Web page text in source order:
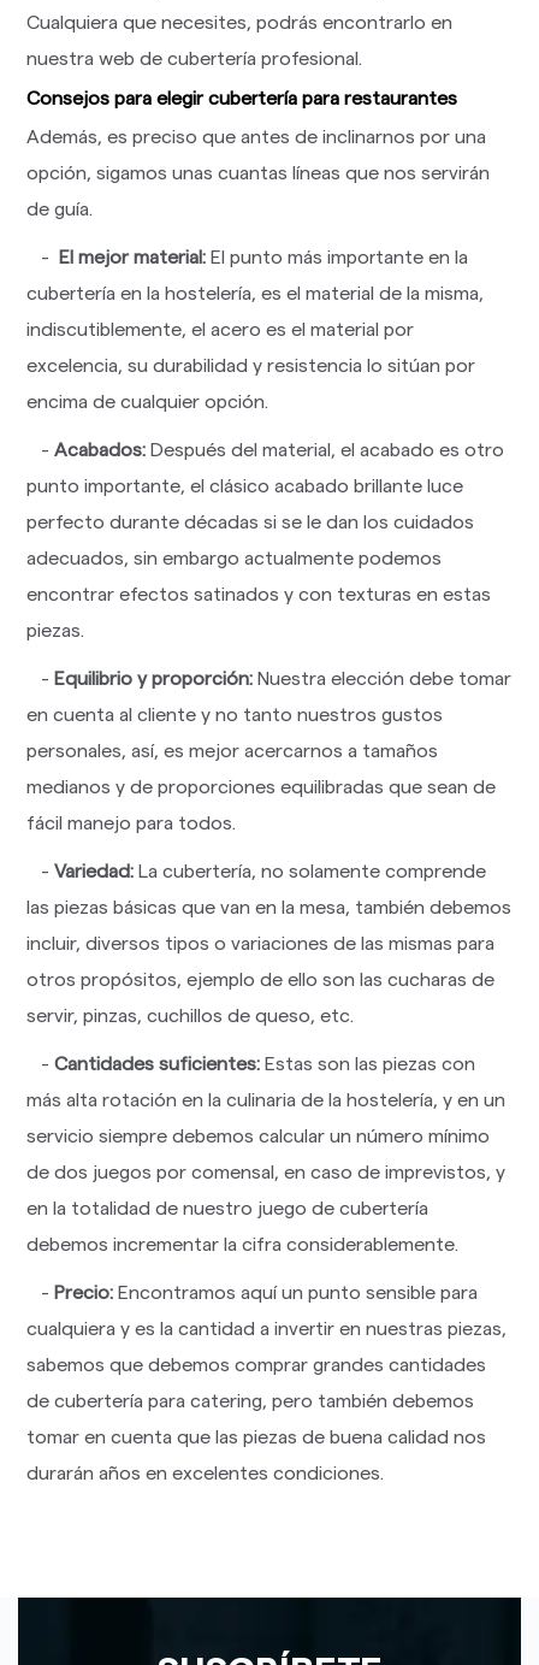
Cualquiera que necesites, podrás encontrarlo en
nuestra web de cubertería profesional.
Consejos para elegir cubertería para restaurantes
Además, es preciso que antes de inclinarnos por una
opción, sigamos unas cuantas líneas que nos servirán
de guía.
- El mejor material: El punto más importante en la
cubertería en la hostelería, es el material de la misma,
indiscutiblemente, el acero es el material por
excelencia, su durabilidad y resistencia lo sitúan por
encima de cualquier opción.
-Acabados: Después del material, el acabado es otro
punto importante, el clásico acabado brillante luce
perfecto durante décadas si se le dan los cuidados
adecuados, sin embargo actualmente podemos
encontrar efectos satinados y con texturas en estas
piezas.
- Equilibrio y proporción: Nuestra elección debe tomar
en cuenta al cliente y no tanto nuestros gustos
personales, así, es mejor acercarnos a tamaños
medianos y de proporciones equilibradas que sean de
fácil manejo para todos.
-Variedad: La cubertería, no solamente comprende
las piezas básicas que van en la mesa, también debemos
incluir, diversos tipos o variaciones de las mismas para
otros propósitos, ejemplo de ello son las cucharas de
servir, pinzas, cuchillos de queso, etc.
-Cantidades suficientes: Estas son las piezas con
más alta rotación en la culinaria de la hostelería, y en un
servicio siempre debemos calcular un número mínimo
de dos juegos por comensal, en caso de imprevistos, y
en la totalidad de nuestro juego de cubertería
debemos incrementar la cifra considerablemente.
- Precio: Encontramos aquí un punto sensible para
cualquiera y es la cantidad a invertir en nuestras piezas,
sabemos que debemos comprar grandes cantidades
de cubertería para catering, pero también debemos
tomar en cuenta que las piezas de buena calidad nos
durarán años en excelentes condiciones.